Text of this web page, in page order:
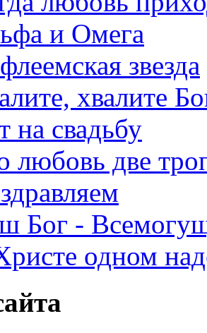
и Омега
звезда
хвалите
на свадьбу
любовь две
Бог -
одном